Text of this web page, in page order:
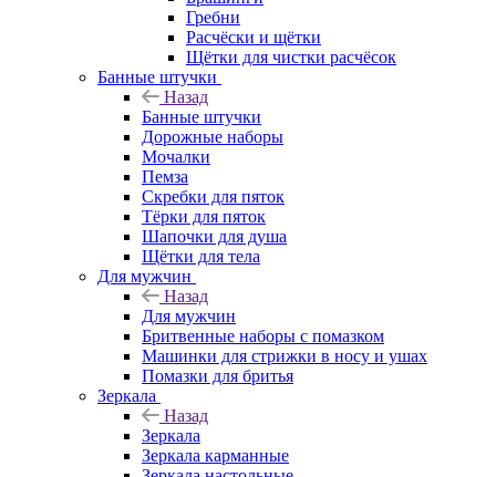
Гребни
Расчёски и щётки
Щётки для чистки расчёсок
Банные штучки
Назад
Банные штучки
Дорожные наборы
Мочалки
Пемза
Скребки для пяток
Тёрки для пяток
Шапочки для душа
Щётки для тела
Для мужчин
Назад
Для мужчин
Бритвенные наборы с помазком
Машинки для стрижки в носу и ушах
Помазки для бритья
Зеркала
Назад
Зеркала
Зеркала карманные